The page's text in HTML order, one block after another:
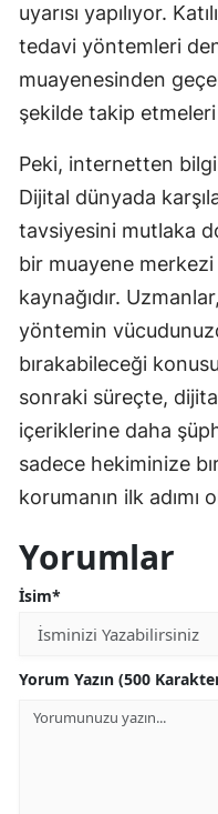
uyarısı yapılıyor.
tedavi yöntemleri
muayenesinden
şekilde takip
Peki, internetten bilgi
Dijital dünyada
tavsiyesini mutlaka
bir muayene
kaynağıdır.
yöntemin
bırakabileceği
sonraki süreçte,
içeriklerine daha
sadece hekiminize
korumanın ilk adımı
Yorumlar
İsim*
Yorum Yazın (500